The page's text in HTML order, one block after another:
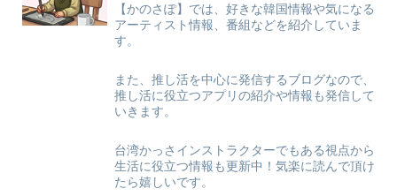
【かのさぽ】では、好きな韓国情報や気になる
アーティスト情報、番組などを紹介していま
す。
また、推し活を中心に発信するブログなので、
推し活に役立つアプリの紹介や情報も発信して
いきます。
台湾かっさインストラクターでもある視点から
生活に役立つ情報も更新中！気楽に読んで頂け
たら嬉しいです。